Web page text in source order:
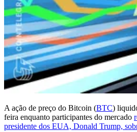
A ação de preço do Bitcoin (BTC)
feira enquanto participantes do mercado
presidente dos EUA, Donald Trump,